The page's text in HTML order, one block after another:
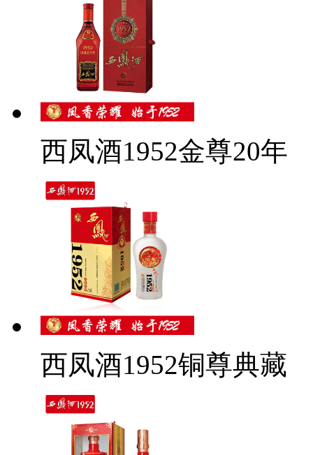
西凤酒1952金尊20年
西凤酒1952铜尊典藏